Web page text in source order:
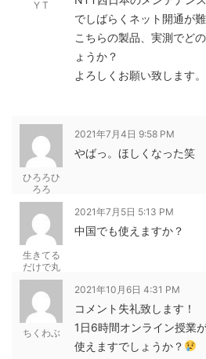
Y T
でしばらくネット開通が難
こちらの製品、実測でど
ょうか？
よろしくお願い致します。
ひろろひ
ろろ
2021年7月4日 9:58 PM
やばっ。ほしくなった笑
生きてる
だけで丸
儲け
2021年7月5日 5:13 PM
中国でも使えますか？
ちくわぶ
2021年10月6日 4:31 PM
コメント失礼致します！
1日6時間オンライン授業
使えますでしょうか？